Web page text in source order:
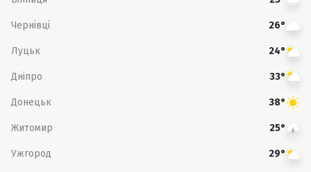
Чернівці 26°
Луцьк 24°
Дніпро 33°
Донецьк 38°
Житомир 25°
Ужгород 29°